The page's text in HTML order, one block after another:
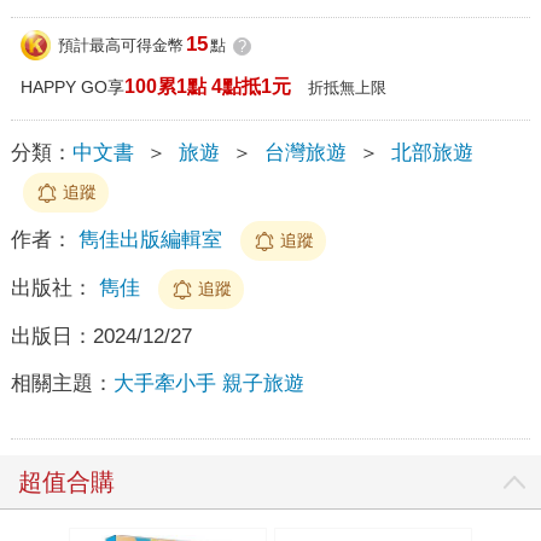
預計最高可得金幣 15點 ?
HAPPY GO享100累1點 4點抵1元 折抵無上限
分類： 中文書 ＞ 旅遊 ＞ 台灣旅遊 ＞ 北部旅遊
追蹤
作者： 雋佳出版編輯室 追蹤
出版社： 雋佳 追蹤
出版日： 2024/12/27
相關主題： 大手牽小手 親子旅遊
超值合購